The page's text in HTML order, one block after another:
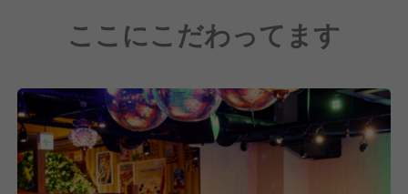
・「とにかく盛り上げるのが仕事！毎日がイベントみ
・「誕生日のサプライズでお客さんが喜んでくれる瞬
間が最高！」
・「明るい雰囲気だから新人でもすぐ馴染めます」
ここにこだわってます